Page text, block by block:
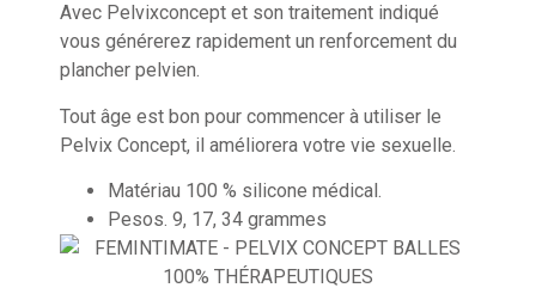
Avec Pelvixconcept et son traitement indiqué
vous générerez rapidement un renforcement du
plancher pelvien.
Tout âge est bon pour commencer à utiliser le
Pelvix Concept, il améliorera votre vie sexuelle.
Matériau 100 % silicone médical.
Pesos. 9, 17, 34 grammes